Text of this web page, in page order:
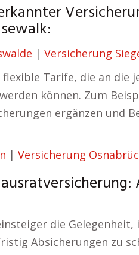
| Versicherung
Tarife, die an die
können. Zum
ergänzen und
| Versicherung
die
Absicherungen zu